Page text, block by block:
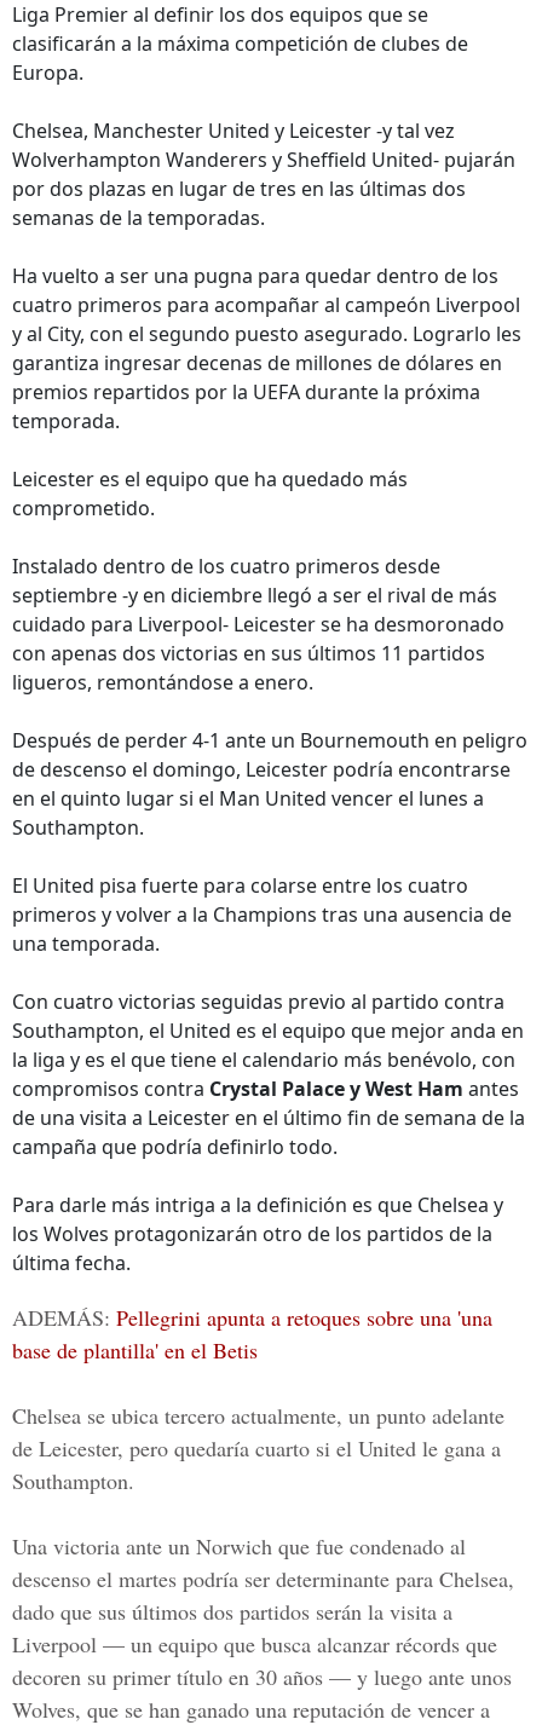
Liga Premier al definir los dos equipos que se
clasificarán a la máxima competición de clubes de
Europa.
Chelsea, Manchester United y Leicester -y tal vez
Wolverhampton Wanderers y Sheffield United- pujarán
por dos plazas en lugar de tres en las últimas dos
semanas de la temporadas.
Ha vuelto a ser una pugna para quedar dentro de los
cuatro primeros para acompañar al campeón Liverpool
y al City, con el segundo puesto asegurado. Lograrlo les
garantiza ingresar decenas de millones de dólares en
premios repartidos por la UEFA durante la próxima
temporada.
Leicester es el equipo que ha quedado más
comprometido.
Instalado dentro de los cuatro primeros desde
septiembre -y en diciembre llegó a ser el rival de más
cuidado para Liverpool- Leicester se ha desmoronado
con apenas dos victorias en sus últimos 11 partidos
ligueros, remontándose a enero.
Después de perder 4-1 ante un Bournemouth en peligro
de descenso el domingo, Leicester podría encontrarse
en el quinto lugar si el Man United vencer el lunes a
Southampton.
El United pisa fuerte para colarse entre los cuatro
primeros y volver a la Champions tras una ausencia de
una temporada.
Con cuatro victorias seguidas previo al partido contra
Southampton, el United es el equipo que mejor anda en
la liga y es el que tiene el calendario más benévolo, con
compromisos contra Crystal Palace y West Ham antes
de una visita a Leicester en el último fin de semana de la
campaña que podría definirlo todo.
Para darle más intriga a la definición es que Chelsea y
los Wolves protagonizarán otro de los partidos de la
última fecha.
ADEMÁS: Pellegrini apunta a retoques sobre una 'una
base de plantilla' en el Betis
Chelsea se ubica tercero actualmente, un punto adelante
de Leicester, pero quedaría cuarto si el United le gana a
Southampton.
Una victoria ante un Norwich que fue condenado al
descenso el martes podría ser determinante para Chelsea,
dado que sus últimos dos partidos serán la visita a
Liverpool — un equipo que busca alcanzar récords que
decoren su primer título en 30 años — y luego ante unos
Wolves, que se han ganado una reputación de vencer a